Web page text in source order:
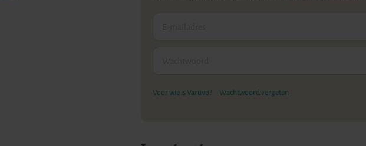
Voor wie is Varuvo? Wachtwoord vergeten